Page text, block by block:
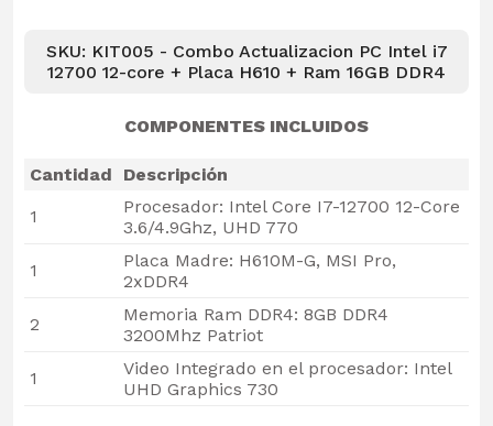
SKU: KIT005 - Combo Actualizacion PC Intel i7
12700 12-core + Placa H610 + Ram 16GB DDR4
COMPONENTES INCLUIDOS
Cantidad
Descripción
1
Procesador: Intel Core I7-12700 12-Core
3.6/4.9Ghz, UHD 770
1
Placa Madre: H610M-G, MSI Pro,
2xDDR4
2
Memoria Ram DDR4: 8GB DDR4
3200Mhz Patriot
1
Video Integrado en el procesador: Intel
UHD Graphics 730